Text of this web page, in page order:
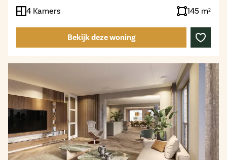
4 Kamers 145 m²
Bekijk deze woning